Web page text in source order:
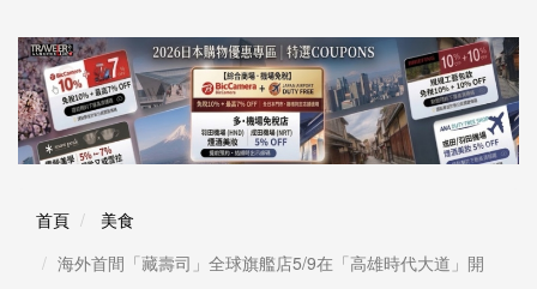
首頁
美食
海外首間「藏壽司」全球旗艦店5/9在「高雄時代大道」開